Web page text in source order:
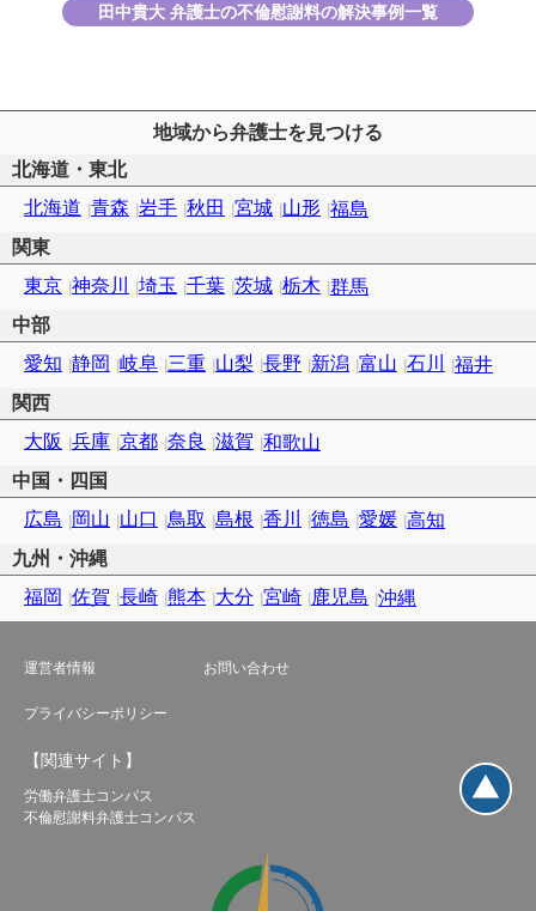
田中貴大 弁護士の不倫慰謝料の解決事例一覧
地域から弁護士を見つける
北海道・東北
北海道 青森 岩手 秋田 宮城 山形 福島
関東
東京 神奈川 埼玉 千葉 茨城 栃木 群馬
中部
愛知 静岡 岐阜 三重 山梨 長野 新潟 富山 石川
福井
関西
大阪 兵庫 京都 奈良 滋賀 和歌山
中国・四国
広島
岡山 山口 鳥取 島根 香川 徳島 愛媛 高知
九州・沖縄
福岡 佐賀 長崎 熊本 大分 宮崎 鹿児島 沖縄
運営者情報 お問い合わせ
プライバシーポリシー
【関連サイト】
労働弁護士コンパス
不倫慰謝料弁護士コンパス